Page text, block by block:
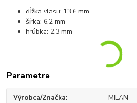
dĺžka vlasu: 13,6 mm
šírka: 6,2 mm
hrúbka: 2,3 mm
Parametre
Výrobca/Značka MILAN